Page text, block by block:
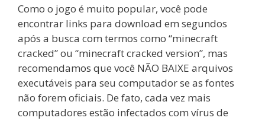
Como o jogo é muito popular, você pode
encontrar links para download em segundos
após a busca com termos como “minecraft
cracked” ou “minecraft cracked version”, mas
recomendamos que você NÃO BAIXE arquivos
executáveis para seu computador se as fontes
não forem oficiais. De fato, cada vez mais
computadores estão infectados com vírus de